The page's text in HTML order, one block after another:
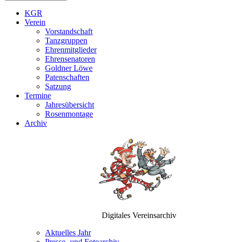
KGR
Verein
Vorstandschaft
Tanzgruppen
Ehrenmitglieder
Ehrensenatoren
Goldner Löwe
Patenschaften
Satzung
Termine
Jahresübersicht
Rosenmontage
Archiv
Digitales Vereinsarchiv
Aktuelles Jahr